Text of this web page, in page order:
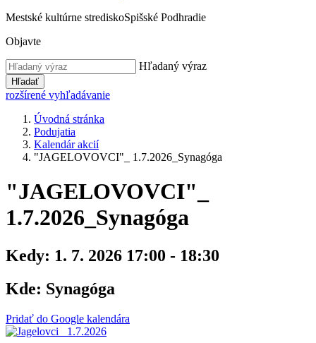
Mestské kultúrne strediskoSpišské Podhradie
Objavte
Hľadaný výraz
Hľadať
rozšírené vyhľadávanie
Úvodná stránka
Podujatia
Kalendár akcií
"JAGELOVOVCI"_ 1.7.2026_Synagóga
"JAGELOVOVCI"_
1.7.2026_Synagóga
Kedy: 1. 7. 2026 17:00 - 18:30
Kde: Synagóga
Pridať do Google kalendára